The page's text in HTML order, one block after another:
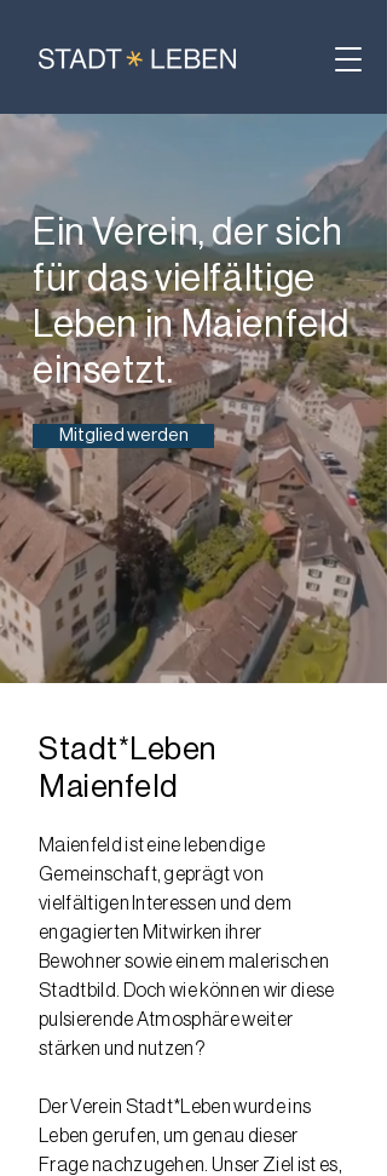
Ein Verein, der sich
für das vielfältige
Leben in Maienfeld
einsetzt.
Mitglied werden
Stadt*Leben
Maienfeld
Maienfeld ist eine lebendige
Gemeinschaft, geprägt von
vielfältigen Interessen und dem
engagierten Mitwirken ihrer
Bewohner sowie einem malerischen
Stadtbild. Doch wie können wir diese
pulsierende Atmosphäre weiter
stärken und nutzen?
Der Verein Stadt*Leben wurde ins
Leben gerufen, um genau dieser
Frage nachzugehen. Unser Ziel ist es,